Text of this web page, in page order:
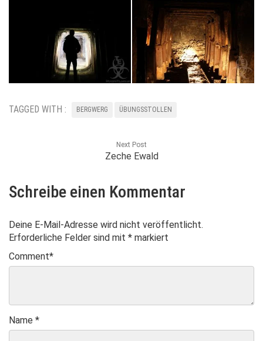
TAGGED WITH : BERGWERG ÜBUNGSSTOLLEN
Next Post
Zeche Ewald
Schreibe einen Kommentar
Deine E-Mail-Adresse wird nicht veröffentlicht.
Erforderliche Felder sind mit * markiert
Comment*
Name *